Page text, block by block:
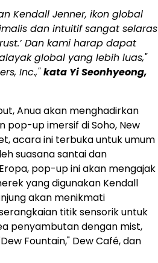
Kendall Jenner, ikon global
dan intuitif sangat selaras
Dan kami harap dapat
global yang lebih luas,"
Inc.,"kata Yi Seonhyeong,
Anua akan menghadirkan
pop-up imersif di Soho, New
acara ini terbuka untuk umum
suasana santai dan
pop-up ini akan mengajak
yang digunakan Kendall
akan menikmati
titik sensorik untuk
penyambutan dengan mist,
Fountain," Dew Café, dan